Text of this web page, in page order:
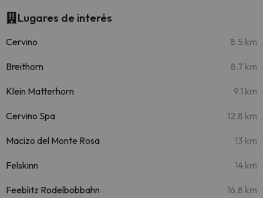
Lugares de interés
Cervino 8.5 km
Breithorn 8.7 km
Klein Matterhorn 9.1 km
Cervino Spa 12.8 km
Macizo del Monte Rosa 13 km
Felskinn 14 km
Feeblitz Rodelbobbahn 16.8 km